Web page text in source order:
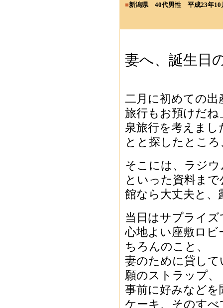
■新潟県 40代男性 平成23年10
妻へ、誕生日
二月に初めての出
旅行もお預けだ
泉旅行を考えま
とと探したとこ
そこには、ラジ
といった資料ま
館なら大丈夫と、
当日はサプライ
心地よい座敷ロビ
ちろんのこと、
妻のために貸し
願のストラップ、
事前に好みなど
ケーキ、そのす